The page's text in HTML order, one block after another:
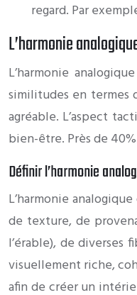
regard. Par
L’harmonie
L’harmonie
similitudes en termes
agréable. L’aspect
bien-être. Près de
Définir l’harmonie
L’harmonie
de texture, de
l’érable), de
visuellement riche,
afin de créer un